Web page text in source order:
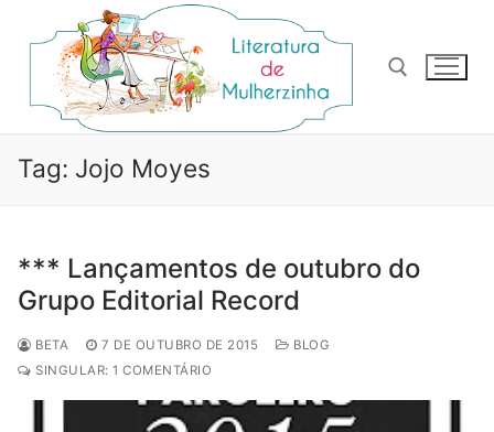
para
conteúdo
Pesquisar por:
Tag: Jojo Moyes
*** Lançamentos de outubro do
Grupo Editorial Record
BETA 7 DE OUTUBRO DE 2015
BLOG
SINGULAR: 1 COMENTÁRIO